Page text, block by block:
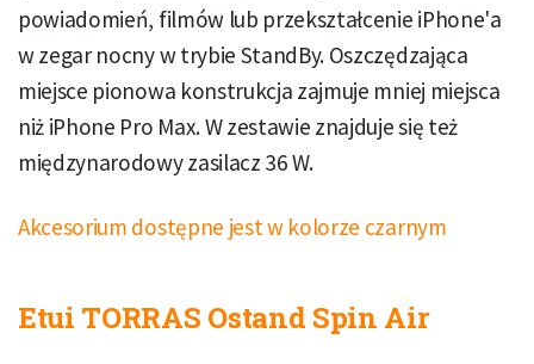
powiadomień, filmów lub przekształcenie iPhone'a
w zegar nocny w trybie StandBy. Oszczędzająca
miejsce pionowa konstrukcja zajmuje mniej miejsca
niż iPhone Pro Max. W zestawie znajduje się też
międzynarodowy zasilacz 36 W.
Akcesorium dostępne jest w kolorze czarnym
Etui TORRAS Ostand Spin Air